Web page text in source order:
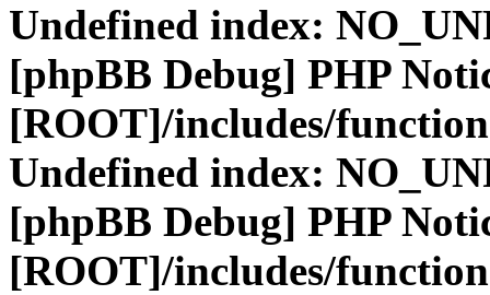
Undefined index:
[phpBB Debug] PHP
[ROOT]/includes/
Undefined index:
[phpBB Debug] PHP
[ROOT]/includes/